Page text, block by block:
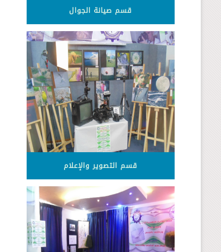
قسم صيانة الجوال
قسم التصوير والإعلام